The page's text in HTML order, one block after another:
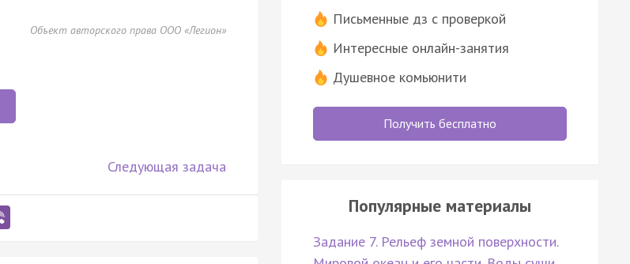
Объект авторского права ООО «Легион»
Следующая задача
Письменные дз с проверкой
Интересные онлайн-занятия
Душевное комьюнити
Получить бесплатно
Популярные материалы
Задание 7. Рельеф земной поверхности.